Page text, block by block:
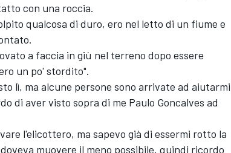
con una roccia.
qualcosa di duro, ero nel letto di un fiume e
a faccia in giù nel terreno dopo essere
un po' stordito".
lì, ma alcune persone sono arrivate ad aiutarmi
di aver visto sopra di me Paulo Goncalves ad
l'elicottero, ma sapevo già di essermi rotto la
muovere il meno possibile, quindi ricordo